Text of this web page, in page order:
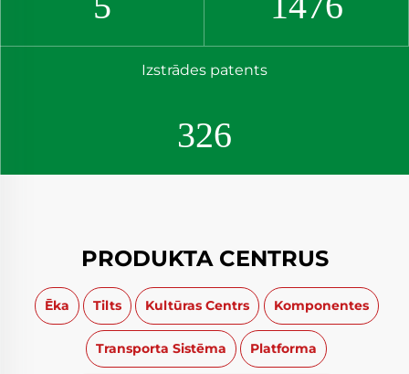
Izstrādes patents
496
PRODUKTA CENTRUS
Ēka Tilts Kultūras Centrs Komponentes
Transporta Sistēma Platforma